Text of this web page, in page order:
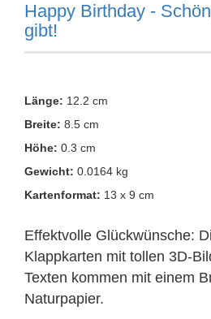
Happy Birthday -
gibt!
Länge: 12.2 cm
Breite: 8.5 cm
Höhe: 0.3 cm
Gewicht: 0.0164 kg
Kartenformat: 13 x 9 cm
Effektvolle Glückwünsche:
Klappkarten mit tollen 3D-
Texten kommen mit einem
Naturpapier.